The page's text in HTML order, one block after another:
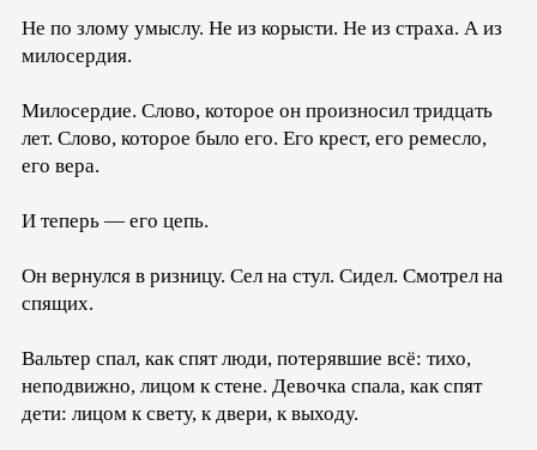
Не по злому умыслу. Не из корысти. Не из страха. А из
милосердия.
Милосердие. Слово, которое он произносил тридцать
лет. Слово, которое было его. Его крест, его ремесло,
его вера.
И теперь — его цепь.
Он вернулся в ризницу. Сел на стул. Сидел. Смотрел на
спящих.
Вальтер спал, как спят люди, потерявшие всё: тихо,
неподвижно, лицом к стене. Девочка спала, как спят
дети: лицом к свету, к двери, к выходу.